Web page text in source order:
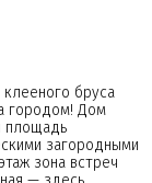
бруса
городом! Дом
площадь
загородными
зона встреч